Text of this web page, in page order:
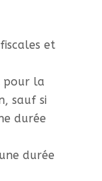
et
pour la
sauf si
durée
durée